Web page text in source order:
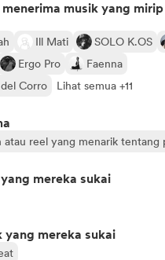
musik yang mirip
Ill Mati SOLO K.OS
Ergo Pro
Faenna
Corro
Lihat semua +11
atau reel yang menarik tentang
mereka sukai
mereka sukai